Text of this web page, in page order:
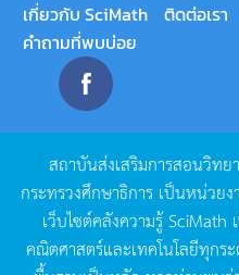
เกี่ยวกับ SciMath ติดต่อเรา
คำถามที่พบบ่อย
สถาบันส่งเสริมการสอนวิทย
กระทรวงศึกษาธิการ เป็นหน่วยง
เว็บไซต์คลังความรู้SciMath
คณิตศาสตร์และเทคโนโลยีทุกร